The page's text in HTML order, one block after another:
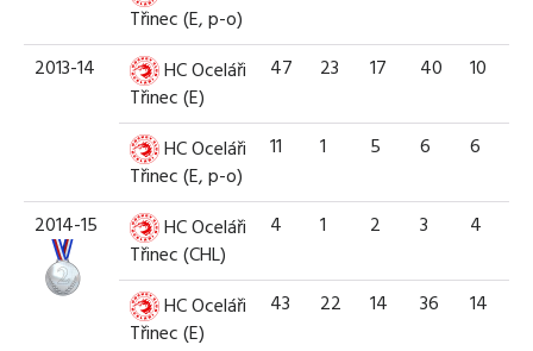
Třinec (E, p-o)
2013-14
HC Oceláři
Třinec (E)
47 23 17 40 10
HC Oceláři
Třinec (E, p-o)
11 1 5 6 6
2014-15
HC Oceláři
Třinec (CHL)
4 1 2 3 4
HC Oceláři
Třinec (E)
43 22 14 36 14